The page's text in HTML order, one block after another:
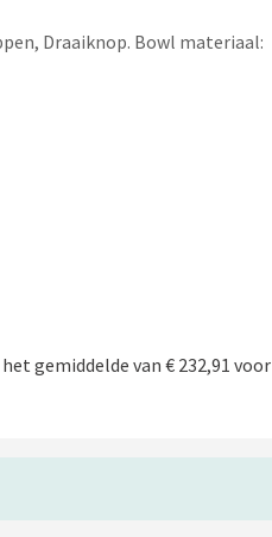
Draaiknop. Bowl materiaal:
gemiddelde van € 232,91 voor